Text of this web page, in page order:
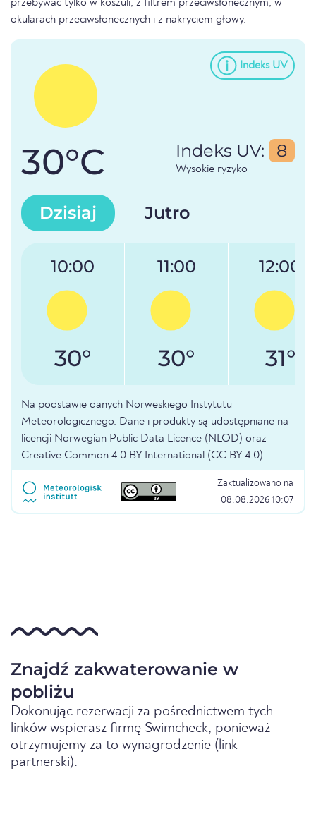
przebywać tylko w koszuli, z filtrem przeciwsłonecznym, w
okularach przeciwsłonecznych i z nakryciem głowy.
Indeks UV
30°C Indeks UV: 8
Wysokie ryzyko
Dzisiaj Jutro
10:00
30°
11:00
30°
12:00
31°
Na podstawie danych Norweskiego Instytutu
Meteorologicznego. Dane i produkty są udostępniane na
licencji Norwegian Public Data Licence (NLOD) oraz
Creative Common 4.0 BY International (CC BY 4.0).
Zaktualizowano na
08.08.2026 10:07
Znajdź zakwaterowanie w
pobliżu
Dokonując rezerwacji za pośrednictwem tych
linków wspierasz firmę Swimcheck, ponieważ
otrzymujemy za to wynagrodzenie (link
partnerski).